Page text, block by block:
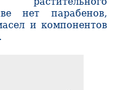
нет парабенов,
и компонентов